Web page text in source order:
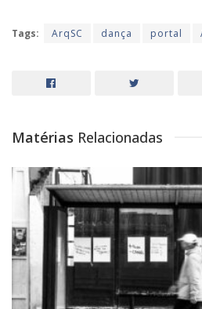
Tags: ArqSC dança portal
Matérias Relacionadas